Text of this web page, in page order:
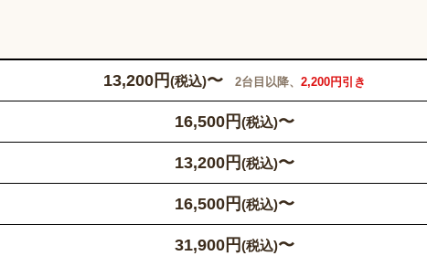
13,200 円(税込)〜 2台目以降、 2,200円引き
16,500 円(税込)〜
13,200 円(税込)〜
16,500 円(税込)〜
31,900 円(税込)〜